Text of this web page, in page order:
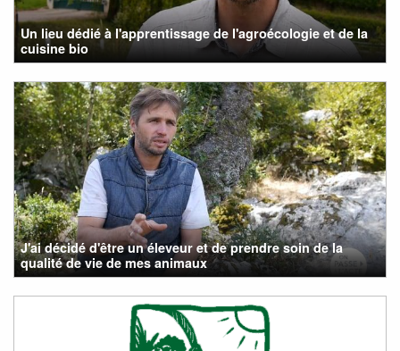
Un lieu dédié à l'apprentissage de l'agroécologie et de la
cuisine bio
J'ai décidé d'être un éleveur et de prendre soin de la
qualité de vie de mes animaux